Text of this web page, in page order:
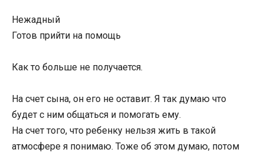
Нежадный
Готов прийти на помощь
Как то больше не получается.
На счет сына, он его не оставит. Я так думаю что
будет с ним общаться и помогать ему.
На счет того, что ребенку нельзя жить в такой
атмосфере я понимаю. Тоже об этом думаю, потом